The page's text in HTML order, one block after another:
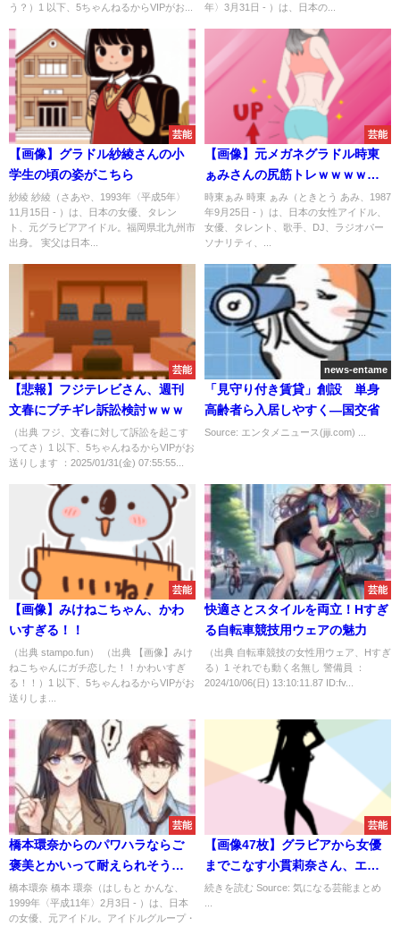
う？）1 以下、5ちゃんねるからVIPがお... 年〉3月31日 - ）は、日本の...
芸能
【画像】グラドル紗綾さんの小
学生の頃の姿がこちら
紗綾 紗綾（さあや、1993年〈平成5年〉
11月15日 - ）は、日本の女優、タレン
ト、元グラビアアイドル。福岡県北九州市
出身。 実父は日本...
芸能
【画像】元メガネグラドル時東
ぁみさんの尻筋トレｗｗｗｗｗ
ｗｗｗｗｗｗｗ‍ｗｗｗ‍ｗｗｗ
時東ぁみ 時東 ぁみ（ときとう あみ、1987
年9月25日 - ）は、日本の女性アイドル、
女優、タレント、歌手、DJ、ラジオパー
ソナリティ、...
芸能
【悲報】フジテレビさん、週刊
文春にブチギレ訴訟検討ｗｗｗ
（出典 フジ、文春に対して訴訟を起こす
ってさ）1 以下、5ちゃんねるからVIPがお
送りします ：2025/01/31(金) 07:55:55...
news-entame
「見守り付き賃貸」創設 単身
高齢者ら入居しやすく―国交省
Source: エンタメニュース(jiji.com) ...
芸能
【画像】みけねこちゃん、かわ
いすぎる！！
（出典 stampo.fun） （出典 【画像】みけ
ねこちゃんにガチ恋した！！かわいすぎ
る！！）1 以下、5ちゃんねるからVIPがお
送りしま...
芸能
快適さとスタイルを両立！Hすぎ
る自転車競技用ウェアの魅力
（出典 自転車競技の女性用ウェア、Hすぎ
る）1 それでも動く名無し 警備員 ：
2024/10/06(日) 13:10:11.87 ID:fv...
芸能
橋本環奈からのパワハラならご
褒美とかいって耐えられそうだ
よなｗｗｗｗｗｗｗｗｗｗｗｗ
ｗｗｗｗｗｗｗｗｗｗｗｗ
橋本環奈 橋本 環奈（はしもと かんな、
1999年〈平成11年〉2月3日 - ）は、日本
の女優、元アイドル。アイドルグループ・
芸能
【画像47枚】グラビアから女優
までこなす小貫莉奈さん、エロ
いボディの持ち主だったｗｗｗ
ｗｗｗｗｗｗｗｗｗｗｗｗｗｗ
続きを読む Source: 気になる芸能まとめ
...